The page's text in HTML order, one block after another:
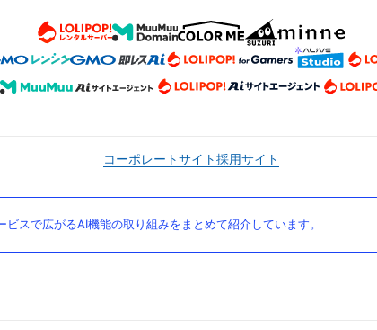
コーポレートサイト採用サイト
スで広がるAI機能の取り組みをまとめて紹介しています。